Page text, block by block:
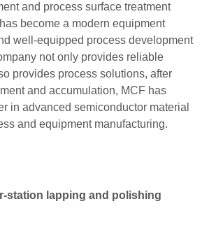
and process surface treatment
become a modern equipment
well-equipped process development
not only provides reliable
provides process solutions, after
and accumulation, MCF has
in advanced semiconductor material
and equipment manufacturing.
station lapping and polishing